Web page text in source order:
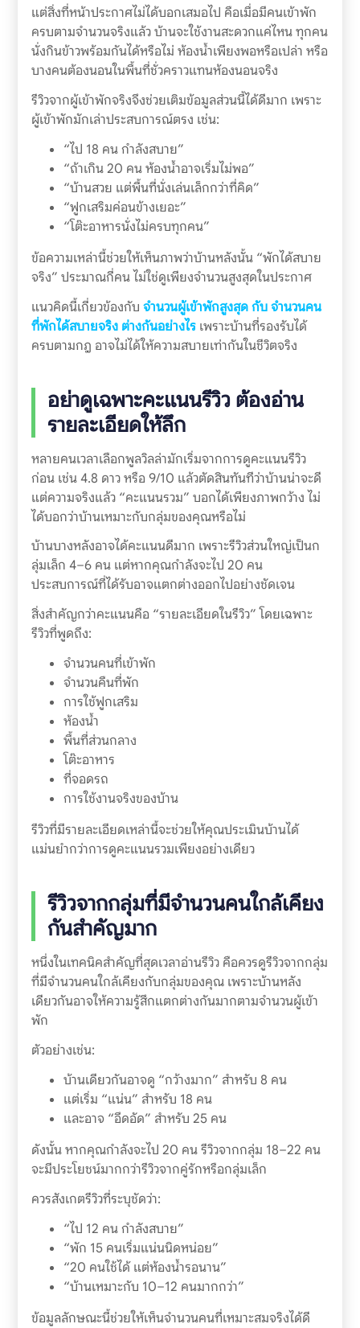
แต่สิ่งที่หน้าประกาศไม่ได้บอกเสมอไป คือเมื่อมีคนเข้าพัก
ครบตามจำนวนจริงแล้ว บ้านจะใช้งานสะดวกแค่ไหน ทุกคน
นั่งกินข้าวพร้อมกันได้หรือไม่ ห้องน้ำเพียงพอหรือเปล่า หรือ
บางคนต้องนอนในพื้นที่ชั่วคราวแทนห้องนอนจริง
รีวิวจากผู้เข้าพักจริงจึงช่วยเติมข้อมูลส่วนนี้ได้ดีมาก เพราะ
ผู้เข้าพักมักเล่าประสบการณ์ตรง เช่น:
“ไป 18 คน กำลังสบาย”
“ถ้าเกิน 20 คน ห้องน้ำอาจเริ่มไม่พอ”
“บ้านสวย แต่พื้นที่นั่งเล่นเล็กกว่าที่คิด”
“ฟูกเสริมค่อนข้างเยอะ”
“โต๊ะอาหารนั่งไม่ครบทุกคน”
ข้อความเหล่านี้ช่วยให้เห็นภาพว่าบ้านหลังนั้น “พักได้สบาย
จริง” ประมาณกี่คน ไม่ใช่ดูเพียงจำนวนสูงสุดในประกาศ
แนวคิดนี้เกี่ยวข้องกับ จำนวนผู้เข้าพักสูงสุด กับ จำนวนคน
ที่พักได้สบายจริง ต่างกันอย่างไรเพราะบ้านที่รองรับได้
ครบตามกฎ อาจไม่ได้ให้ความสบายเท่ากันในชีวิตจริง
อย่าดูเฉพาะคะแนนรีวิว ต้องอ่าน
รายละเอียดให้ลึก
หลายคนเวลาเลือกพูลวิลล่ามักเริ่มจากการดูคะแนนรีวิว
ก่อน เช่น 4.8 ดาว หรือ 9/10 แล้วตัดสินทันทีว่าบ้านน่าจะดี
แต่ความจริงแล้ว “คะแนนรวม” บอกได้เพียงภาพกว้าง ไม่
ได้บอกว่าบ้านเหมาะกับกลุ่มของคุณหรือไม่
บ้านบางหลังอาจได้คะแนนดีมาก เพราะรีวิวส่วนใหญ่เป็นก
ลุ่มเล็ก 4–6 คน แต่หากคุณกำลังจะไป 20 คน
ประสบการณ์ที่ได้รับอาจแตกต่างออกไปอย่างชัดเจน
สิ่งสำคัญกว่าคะแนนคือ “รายละเอียดในรีวิว” โดยเฉพาะ
รีวิวที่พูดถึง:
จำนวนคนที่เข้าพัก
จำนวนคืนที่พัก
การใช้ฟูกเสริม
ห้องน้ำ
พื้นที่ส่วนกลาง
โต๊ะอาหาร
ที่จอดรถ
การใช้งานจริงของบ้าน
รีวิวที่มีรายละเอียดเหล่านี้จะช่วยให้คุณประเมินบ้านได้
แม่นยำกว่าการดูคะแนนรวมเพียงอย่างเดียว
รีวิวจากกลุ่มที่มีจำนวนคนใกล้เคียง
กันสำคัญมาก
หนึ่งในเทคนิคสำคัญที่สุดเวลาอ่านรีวิว คือควรดูรีวิวจากกลุ่ม
ที่มีจำนวนคนใกล้เคียงกับกลุ่มของคุณ เพราะบ้านหลัง
เดียวกันอาจให้ความรู้สึกแตกต่างกันมากตามจำนวนผู้เข้า
พัก
ตัวอย่างเช่น:
บ้านเดียวกันอาจดู “กว้างมาก” สำหรับ 8 คน
แต่เริ่ม “แน่น” สำหรับ 18 คน
และอาจ “อึดอัด” สำหรับ 25 คน
ดังนั้น หากคุณกำลังจะไป 20 คน รีวิวจากกลุ่ม 18–22 คน
จะมีประโยชน์มากกว่ารีวิวจากคู่รักหรือกลุ่มเล็ก
ควรสังเกตรีวิวที่ระบุชัดว่า:
“ไป 12 คน กำลังสบาย”
“พัก 15 คนเริ่มแน่นนิดหน่อย”
“20 คนใช้ได้ แต่ห้องน้ำรอนาน”
“บ้านเหมาะกับ 10–12 คนมากกว่า”
ข้อมูลลักษณะนี้ช่วยให้เห็นจำนวนคนที่เหมาะสมจริงได้ดี